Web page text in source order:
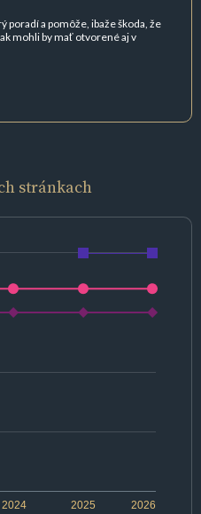
poradí a pomôže, ibaže škoda, že
mohli by mať otvorené aj v
stránkach
2024 2026
2025